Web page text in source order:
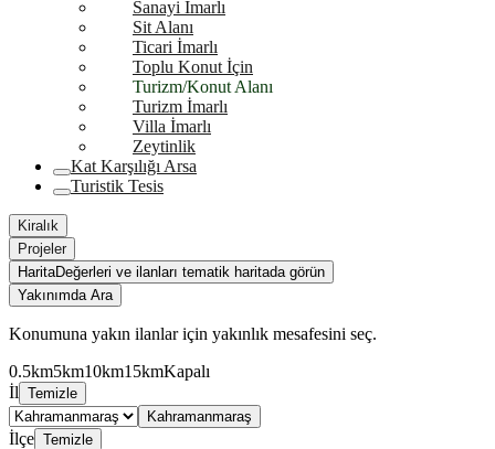
Sanayi İmarlı
Sit Alanı
Ticari İmarlı
Toplu Konut İçin
Turizm/Konut Alanı
Turizm İmarlı
Villa İmarlı
Zeytinlik
Kat Karşılığı Arsa
Turistik Tesis
Kiralık
Projeler
HaritaDeğerleri ve ilanları tematik haritada görün
Yakınımda Ara
Konumuna yakın ilanlar için yakınlık mesafesini seç.
0.5km5km10km15kmKapalı
İl Temizle
Kahramanmaraş
İlçe Temizle